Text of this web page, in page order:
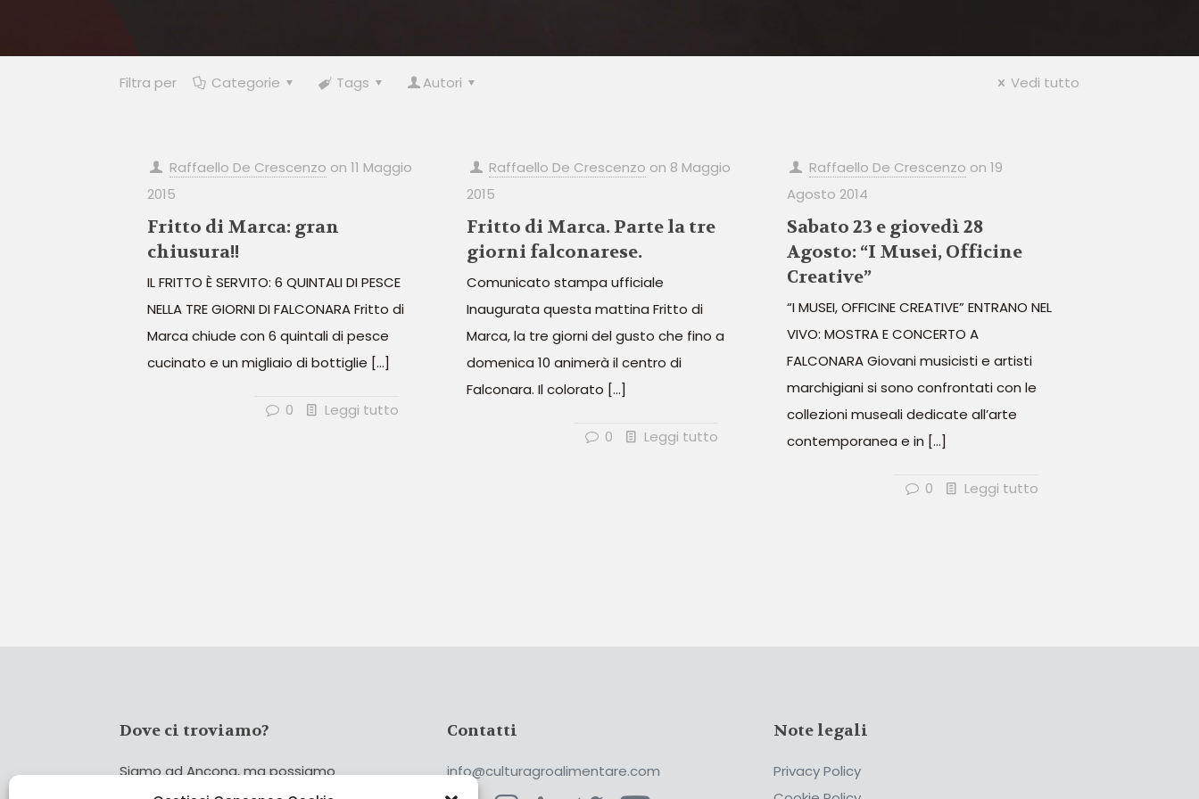
Filtra per Categorie Tags Autori Vedi tutto
Raffaello De Crescenzo on 11 Maggio
2015
Fritto di Marca: gran
chiusura!!
IL FRITTO È SERVITO: 6 QUINTALI DI PESCE
NELLA TRE GIORNI DI FALCONARA Fritto di
Marca chiude con 6 quintali di pesce
cucinato e un migliaio di bottiglie […]
0 Leggi tutto
Raffaello De Crescenzo on 8 Maggio
2015
Fritto di Marca. Parte la tre
giorni falconarese.
Comunicato stampa ufficiale
Inaugurata questa mattina Fritto di
Marca, la tre giorni del gusto che fino a
domenica 10 animerà il centro di
Falconara. Il colorato […]
0 Leggi tutto
Raffaello De Crescenzo on 19
Agosto 2014
Sabato 23 e giovedì 28
Agosto: “I Musei, Officine
Creative”
“I MUSEI, OFFICINE CREATIVE” ENTRANO NEL
VIVO: MOSTRA E CONCERTO A
FALCONARA Giovani musicisti e artisti
marchigiani si sono confrontati con le
collezioni museali dedicate all’arte
contemporanea e in […]
0 Leggi tutto
Dove ci troviamo?
Siamo ad Ancona, ma possiamo
Contatti
info@culturagroalimentare.com
Note legali
Privacy Policy